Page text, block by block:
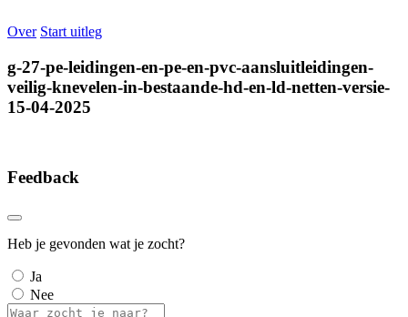
Over Start uitleg
g-27-pe-leidingen-en-pe-en-pvc-aansluitleidingen-
veilig-knevelen-in-bestaande-hd-en-ld-netten-versie-
15-04-2025
Feedback
Heb je gevonden wat je zocht?
Ja
Nee